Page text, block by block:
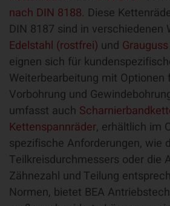
nach DIN 8188. Diese
DIN 8187 sind in verschiedenen
Edelstahl (rostfrei) und Grauguss
eignen sich für
Weiterbearbeitung mit Optionen
Vorbohrung und
umfasst auch
Kettenspannräder, erhältlich im
spezifische Anforderungen, wie
Teilkreisdurchmessers oder die
Zähnezahl und Teilung
Normen, bietet BEA